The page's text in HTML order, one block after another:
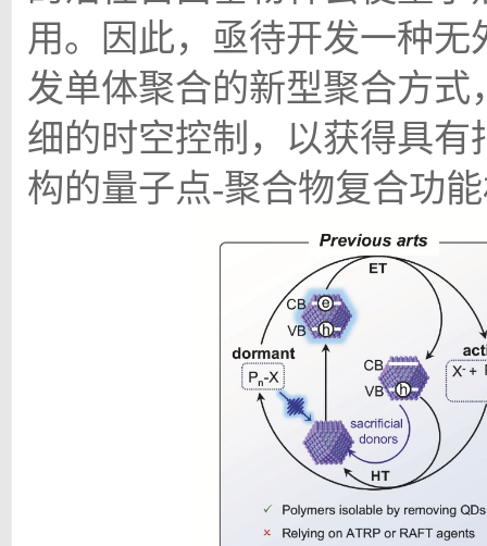
用。因此，亟待开发一种
发单体聚合的新型聚合方
细的时空控制，以获得具
构的量子点-聚合物复合功